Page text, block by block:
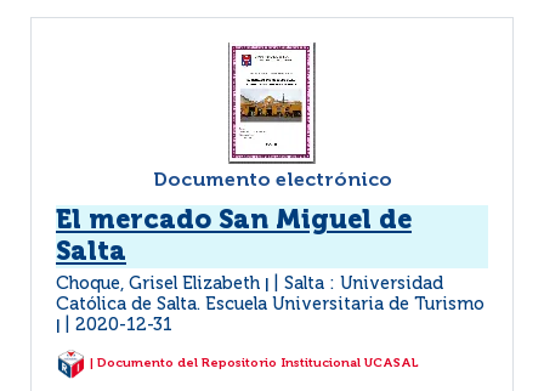
Documento electrónico
El mercado San Miguel de
Salta
Choque, Grisel Elizabeth
Salta : Universidad
Católica de Salta. Escuela Universitaria de Turismo
2020-12-31
| Documento del Repositorio Institucional UCASAL